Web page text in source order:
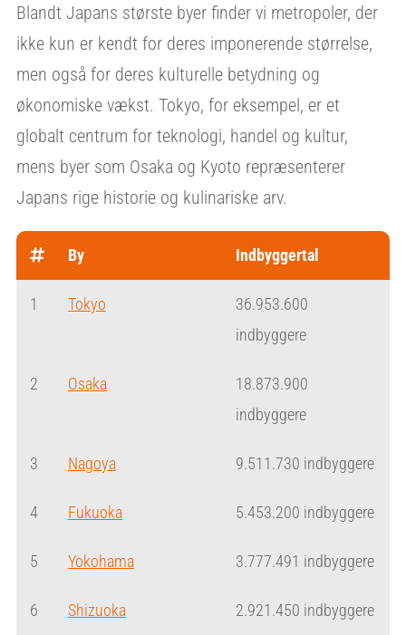
Blandt Japans største byer finder vi metropoler, der
ikke kun er kendt for deres imponerende størrelse,
men også for deres kulturelle betydning og
økonomiske vækst. Tokyo, for eksempel, er et
globalt centrum for teknologi, handel og kultur,
mens byer som Osaka og Kyoto repræsenterer
Japans rige historie og kulinariske arv.
By Indbyggertal
1 Tokyo
36.953.600
indbyggere
2 Osaka
18.873.900
indbyggere
3 Nagoya 9.511.730 indbyggere
4 Fukuoka 5.453.200 indbyggere
5 Yokohama 3.777.491 indbyggere
6 Shizuoka 2.921.450 indbyggere